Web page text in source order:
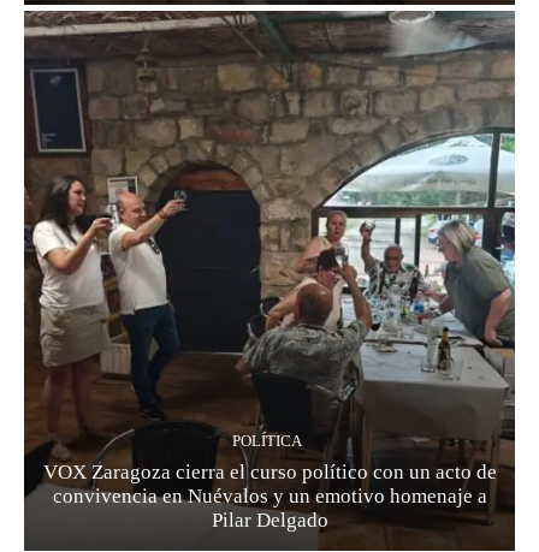
POLÍTICA
VOX Zaragoza cierra el curso político con un acto de
convivencia en Nuévalos y un emotivo homenaje a
Pilar Delgado